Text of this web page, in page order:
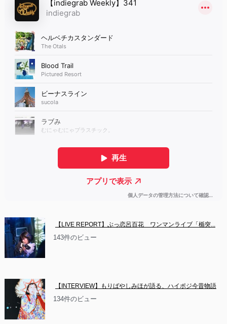
【LIVE REPORT】ぶっ恋呂百花　ワンマンライブ「楯突...
143件のビュー
【INTERVIEW】もりばやしみほが語る、ハイポジ今昔物語
134件のビュー